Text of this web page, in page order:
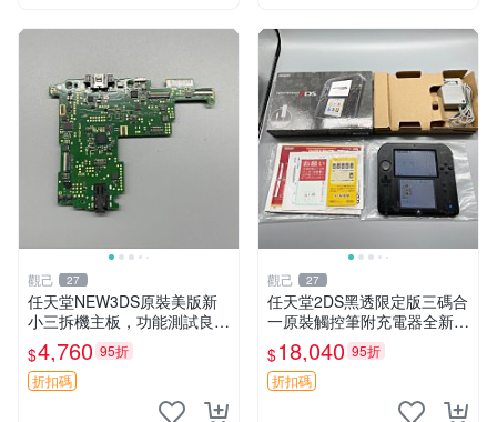
觀己 27
任天堂NEW3DS原裝美版新
小三拆機主板，功能測試良好
成色佳 全新任天堂3DS主機
板 備用板 測試保證 功能正常
新小三任天堂3DS 美版原裝
$4,760 95折
折扣碼
觀己 27
任天堂2DS黑透限定版三碼合
一原裝觸控筆附充電器全新未
使用功能正常 2DS 黑透版 數
位掌機 測試
$18,040 95折
折扣碼